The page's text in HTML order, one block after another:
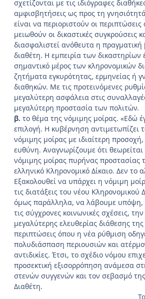
σχετίζονται με τις ιδιόγραφες
αμφισβητήσεις ως προς τη
είναι να περιοριστούν οι
μειωθούν οι δικαστικές συγκρούσεις
διασφαλιστεί ανόθευτα η
διαθέτη. Η εμπειρία των δικαστηρίων
σημαντικό μέρος των κληρονομικών
ζητήματα εγκυρότητας, ερμηνείας ή
διαθηκών. Με τις προτεινόμενες
μεγαλύτερη ασφάλεια στις
μεγαλύτερη προστασία των πολιτών.
β. το θέμα της νόμιμης μοίρας. «Εδώ
επιλογή. Η κυβέρνηση αντιμετωπίζει
νόμιμης μοίρας με ιδιαίτερη
ευθύνη. Αναγνωρίζουμε ότι
νόμιμης μοίρας πυρήνας προστασίας
ελληνικό Κληρονομικό Δίκαιο. Δεν το
Εξακολουθεί να υπάρχει η νόμιμη
τις διατάξεις του νέου Κληρονομικού
όμως παράλληλα, να λάβουμε υπόψη,
τις σύγχρονες κοινωνικές σχέσεις,
μεγαλύτερης ελευθερίας διάθεσης της
περιπτώσεις όπου η νέα ρύθμιση
πολυδιάσπαση περιουσιών και
αντιδικίες. Έτσι, το σχέδιο νόμου
προσεκτική εξισορρόπηση ανάμεσα
στενών συγγενών και τον σεβασμό
Διαθέτη.